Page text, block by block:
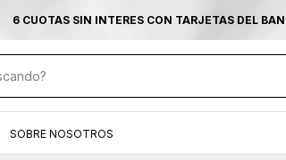
( SIN MONTO MÍNIMO) Y 2 CUOTAS
SOBRE NOSOTROS